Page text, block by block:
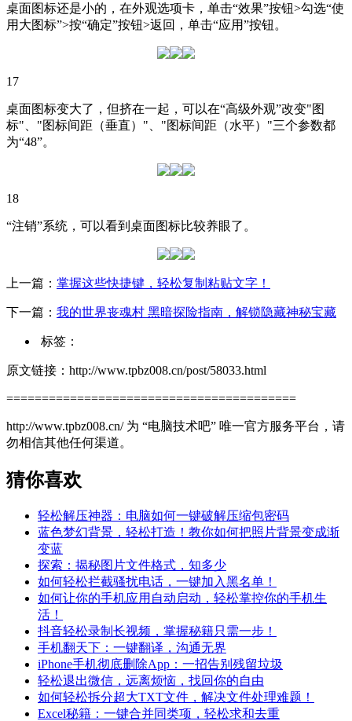
桌面图标还是小的，在外观选项卡，单击“效果”按钮>勾选“使
用大图标”>按“确定”按钮>返回，单击“应用”按钮。
17
桌面图标变大了，但挤在一起，可以在“高级外观”改变"图
标"、"图标间距（垂直）"、"图标间距（水平）"三个参数都
为“48”。
18
“注销”系统，可以看到桌面图标比较养眼了。
上一篇： 掌握这些快捷键，轻松复制粘贴文字！
下一篇： 我的世界丧魂村 黑暗探险指南，解锁隐藏神秘宝藏
标签：
原文链接：http://www.tpbz008.cn/post/58033.html
=========================================
http://www.tpbz008.cn/ 为 “电脑技术吧” 唯一官方服务平台，请
勿相信其他任何渠道。
猜你喜欢
轻松解压神器：电脑如何一键破解压缩包密码
蓝色梦幻背景，轻松打造！教你如何把照片背景变成渐
变蓝
探索：揭秘图片文件格式，知多少
如何轻松拦截骚扰电话，一键加入黑名单！
如何让你的手机应用自动启动，轻松掌控你的手机生
活！
抖音轻松录制长视频，掌握秘籍只需一步！
手机翻天下：一键翻译，沟通无界
iPhone手机彻底删除App：一招告别残留垃圾
轻松退出微信，远离烦恼，找回你的自由
如何轻松拆分超大TXT文件，解决文件处理难题！
Excel秘籍：一键合并同类项，轻松求和去重